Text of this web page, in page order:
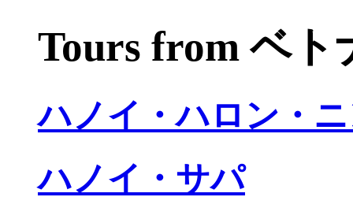
Tours from ベト
ハノイ・ハロン・
ハノイ・サパ